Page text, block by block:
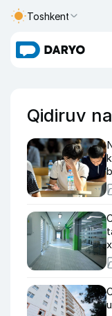
Toshkent
Qidiruv